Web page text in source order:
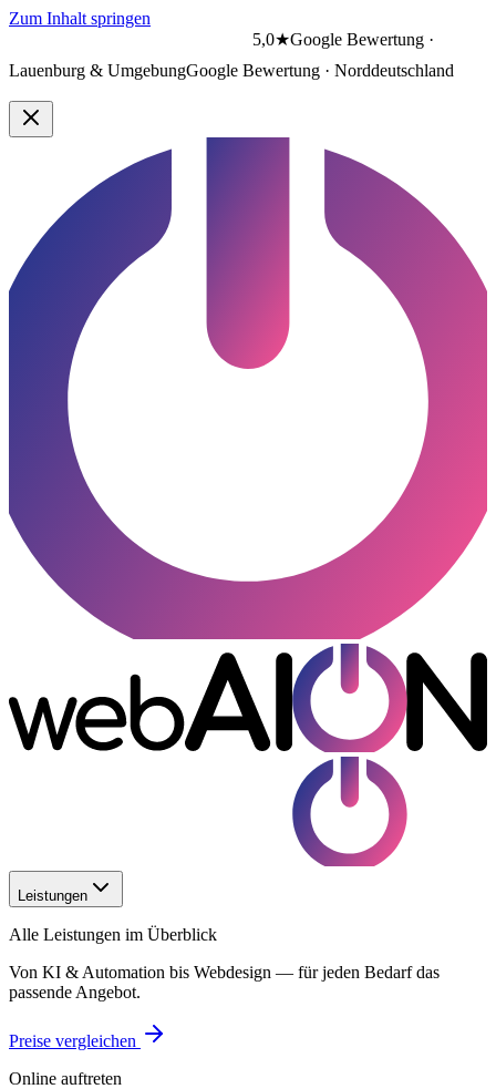
Zum Inhalt springen
5,0★Google Bewertung ·
Lauenburg & UmgebungGoogle Bewertung · Norddeutschland
Leistungen
Alle Leistungen im Überblick
Von KI & Automation bis Webdesign — für jeden Bedarf das
passende Angebot.
Preise vergleichen
Online auftreten